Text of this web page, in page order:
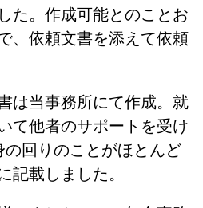
た。作成可能とのことお
、依頼文書を添えて依頼
は当事務所にて作成。就
て他者のサポートを受け
回りのことがほとんど
記載しました。